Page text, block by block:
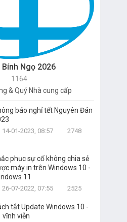
Ngọ 2026
1164
& Quý Nhà cung cấp
báo nghỉ tết Nguyên Đán
14-01-2023, 08:57 2748
phục sự cố không chia sẻ
máy in trên Windows 10 -
11
26-07-2022, 07:55 2525
tắt Update Windows 10 -
vĩnh viễn